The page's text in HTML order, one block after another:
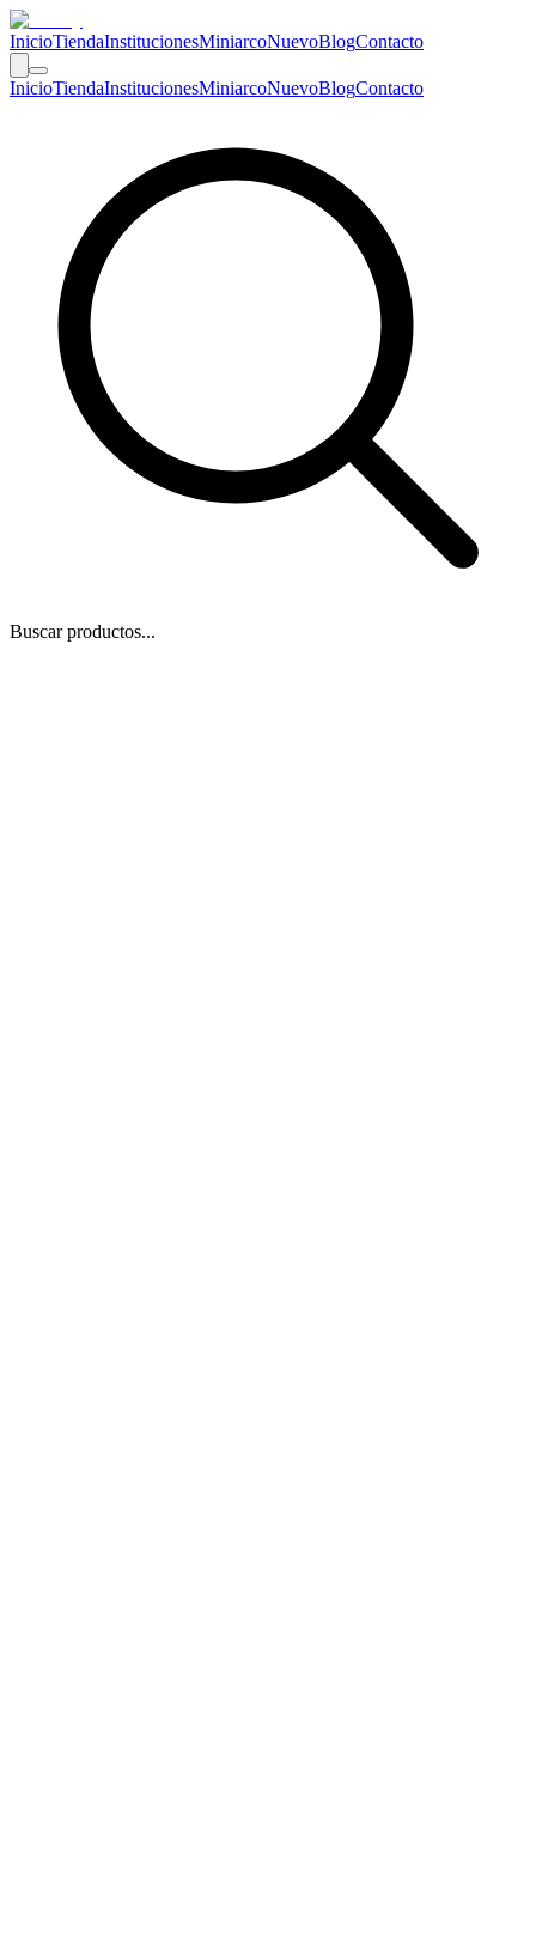
InicioTiendaInstitucionesMiniarcoNuevoBlogContacto
InicioTiendaInstitucionesMiniarcoNuevoBlogContacto
Buscar productos...